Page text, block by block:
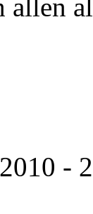
allen
-